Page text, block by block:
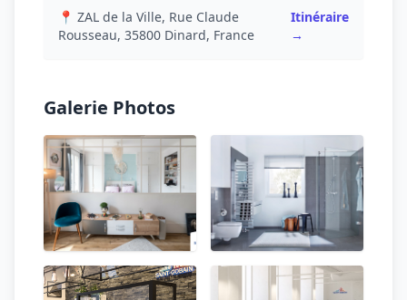
📍 ZAL de la Ville, Rue Claude
Rousseau, 35800 Dinard, France
Itinéraire
→
Galerie Photos